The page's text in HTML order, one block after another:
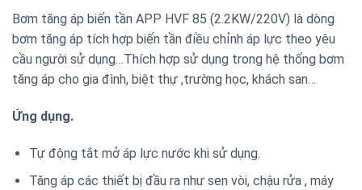
Bơm tăng áp biến tần APP HVF 85 (2.2KW/220V) là dòng
bơm tăng áp tích hợp biến tần điều chỉnh áp lực theo yêu
cầu người sử dụng…Thích hợp sử dụng trong hệ thống bơm
tăng áp cho gia đình, biệt thự ,trường học, khách san…
Ứng dụng.
Tự động tắt mở áp lực nước khi sử dụng.
Tăng áp các thiết bị đầu ra như sen vòi, chậu rửa , máy